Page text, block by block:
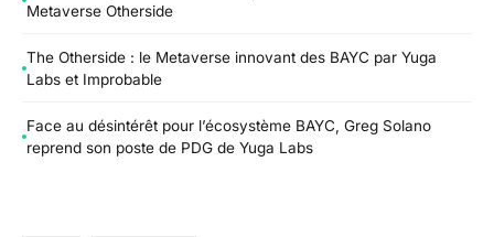
Metaverse Otherside
The Otherside : le Metaverse innovant des BAYC par Yuga
Labs et Improbable
Face au désintérêt pour l’écosystème BAYC, Greg Solano
reprend son poste de PDG de Yuga Labs